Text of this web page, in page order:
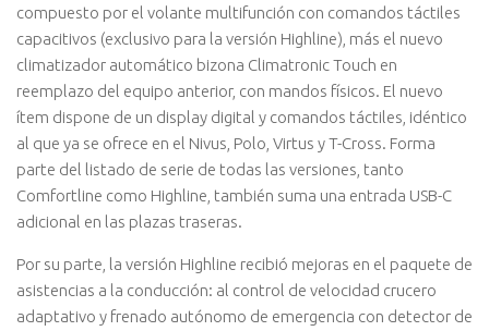
compuesto por el volante multifunción con comandos táctiles
capacitivos (exclusivo para la versión Highline), más el nuevo
climatizador automático bizona Climatronic Touch en
reemplazo del equipo anterior, con mandos físicos. El nuevo
ítem dispone de un display digital y comandos táctiles, idéntico
al que ya se ofrece en el Nivus, Polo, Virtus y T-Cross. Forma
parte del listado de serie de todas las versiones, tanto
Comfortline como Highline, también suma una entrada USB-C
adicional en las plazas traseras.
Por su parte, la versión Highline recibió mejoras en el paquete de
asistencias a la conducción: al control de velocidad crucero
adaptativo y frenado autónomo de emergencia con detector de